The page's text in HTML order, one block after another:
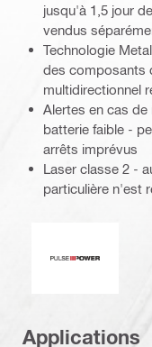
jusqu'à 1,5 jour
vendus
Technologie
des composants
multidirectionnel
Alertes en cas
batterie faible -
arrêts imprévus
Laser classe 2 -
particulière n'est
Applications